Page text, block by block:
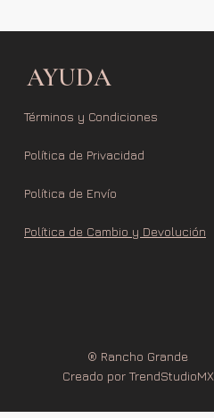
AYUDA
Términos y Condiciones
Política de Privacidad
Política de Envío
Política de Cambio y Devolución
® Rancho Grande
Creado por TrendStudioMX